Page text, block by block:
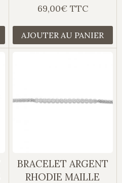
69,00€ TTC
AJOUTER AU PANIER
BRACELET ARGENT
RHODIE MAILLE